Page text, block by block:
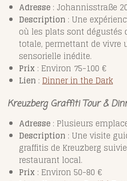
Adresse : Johannisstraße
Description : Une
où les plats sont dégustés
totale, permettant de vivre
sensorielle inédite.
Prix : Environ 75-100 €
Lien : DinnerintheDark
Kreuzberg Graffiti Tour &
Adresse : Plusieurs
Description : Une visite
graffitis de Kreuzberg
restaurant local.
Prix : Environ 50-80 €